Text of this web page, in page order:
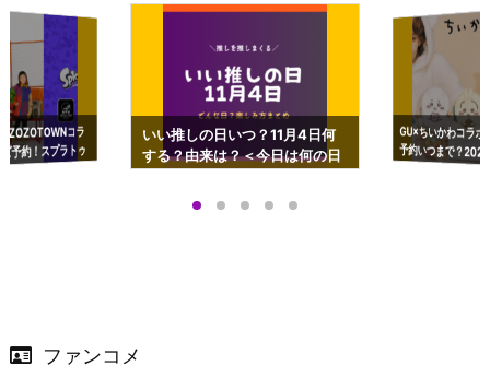
コラ
予約！スプラトゥ
ップも渋谷Hz
いい推しの日いつ？11月4日何
する？由来は？＜今日は何の日
GU×ちいかわコラ
予約いつまで？
ーチやショルダー
ファンコメ